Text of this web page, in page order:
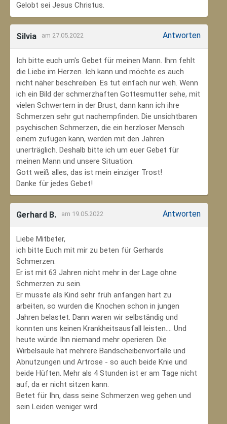
Gelobt sei Jesus Christus.
Silvia am 27.05.2022 Antworten
Ich bitte euch um's Gebet für meinen Mann. Ihm fehlt
die Liebe im Herzen. Ich kann und möchte es auch
nicht näher beschreiben. Es tut einfach nur weh. Wenn
ich ein Bild der schmerzhaften Gottesmutter sehe, mit
vielen Schwertern in der Brust, dann kann ich ihre
Schmerzen sehr gut nachempfinden. Die unsichtbaren
psychischen Schmerzen, die ein herzloser Mensch
einem zufügen kann, werden mit den Jahren
unerträglich. Deshalb bitte ich um euer Gebet für
meinen Mann und unsere Situation.
Gott weiß alles, das ist mein einziger Trost!
Danke für jedes Gebet!
Gerhard B. am 19.05.2022 Antworten
Liebe Mitbeter,
ich bitte Euch mit mir zu beten für Gerhards
Schmerzen.
Er ist mit 63 Jahren nicht mehr in der Lage ohne
Schmerzen zu sein.
Er musste als Kind sehr früh anfangen hart zu
arbeiten, so wurden die Knochen schon in jungen
Jahren belastet. Dann waren wir selbständig und
konnten uns keinen Krankheitsausfall leisten.... Und
heute würde Ihn niemand mehr operieren. Die
Wirbelsäule hat mehrere Bandscheibenvorfälle und
Abnutzungen und Artrose - so auch beide Knie und
beide Hüften. Mehr als 4 Stunden ist er am Tage nicht
auf, da er nicht sitzen kann.
Betet für Ihn, dass seine Schmerzen weg gehen und
sein Leiden weniger wird.